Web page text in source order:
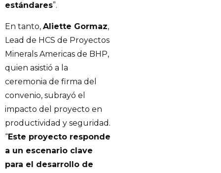
estándares”.
En tanto, Aliette Gormaz,
Lead de HCS de Proyectos
Minerals Americas de BHP,
quien asistió a la
ceremonia de firma del
convenio, subrayó el
impacto del proyecto en
productividad y seguridad.
“Este proyecto responde
a un escenario clave
para el desarrollo de